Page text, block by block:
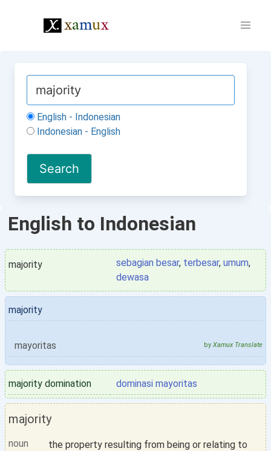
English - Indonesian
Indonesian - English
English to Indonesian
majority sebagian besar, terbesar, umum,
dewasa
majority
mayoritas by Xamux Translate
majority domination dominasi mayoritas
majority
noun
the property resulting from being or relating to